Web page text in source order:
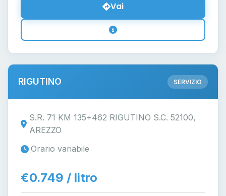
Vai
RIGUTINO SERVIZIO
S.R. 71 KM 135+462 RIGUTINO S.C. 52100,
AREZZO
Orario variabile
€0.749 / litro